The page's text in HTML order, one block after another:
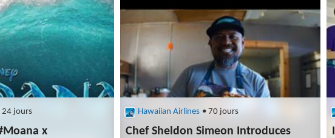
24 jours
x
Hawaiian Airlines • 70 jours
Chef Sheldon Simeon Introduces